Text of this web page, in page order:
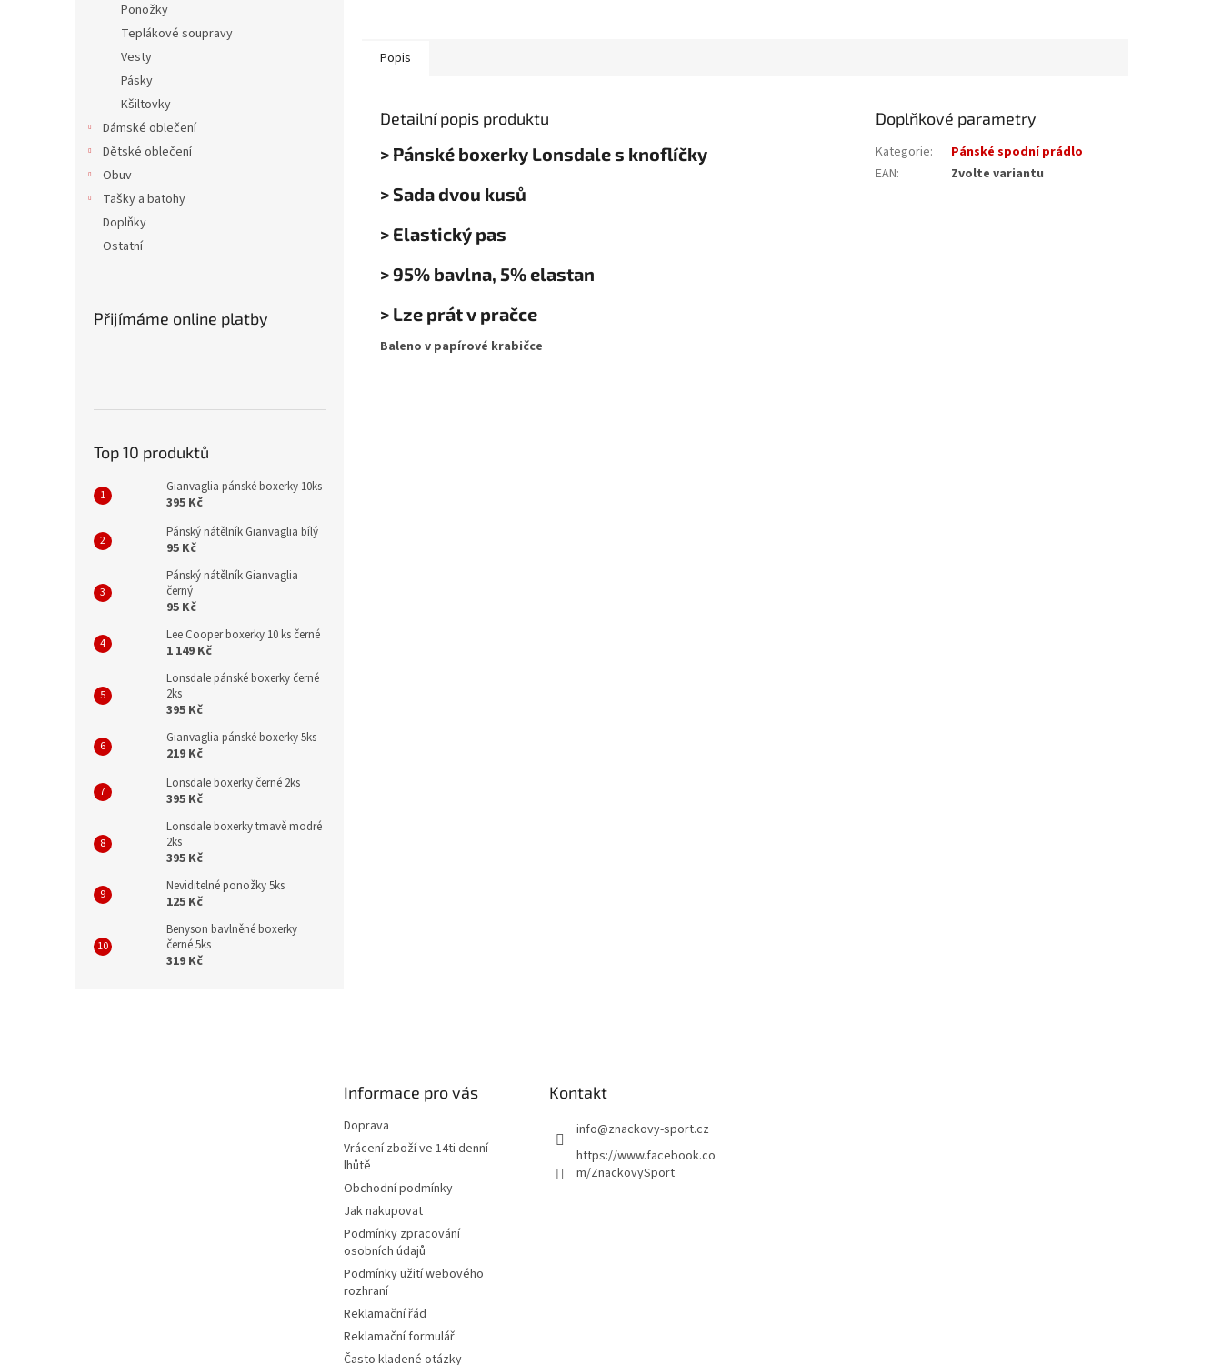
Ponožky
Teplákové soupravy
Vesty
Pásky
Kšiltovky
Dámské oblečení
Dětské oblečení
Obuv
Tašky a batohy
Doplňky
Ostatní
Přijímáme online platby
Top 10 produktů
Gianvaglia pánské boxerky 10ks
395 Kč
Pánský nátělník Gianvaglia bílý
95 Kč
Pánský nátělník Gianvaglia
černý
95 Kč
Lee Cooper boxerky 10 ks černé
1 149 Kč
Lonsdale pánské boxerky černé
2ks
395 Kč
Gianvaglia pánské boxerky 5ks
219 Kč
Lonsdale boxerky černé 2ks
395 Kč
Lonsdale boxerky tmavě modré
2ks
395 Kč
Neviditelné ponožky 5ks
125 Kč
Benyson bavlněné boxerky
černé 5ks
319 Kč
Popis
Detailní popis produktu
> Pánské boxerky Lonsdale s knoflíčky
> Sada dvou kusů
> Elastický pas
> 95% bavlna, 5% elastan
> Lze prát v pračce
Baleno v papírové krabičce
Doplňkové parametry
Kategorie:
Pánské spodní prádlo
EAN: Zvolte variantu
Informace pro vás
Doprava
Vrácení zboží ve 14ti denní
lhůtě
Obchodní podmínky
Jak nakupovat
Podmínky zpracování
osobních údajů
Podmínky užití webového
rozhraní
Reklamační řád
Reklamační formulář
Často kladené otázky
Kontakt
info@znackovy-sport.cz
https://www.facebook.co
m/ZnackovySport